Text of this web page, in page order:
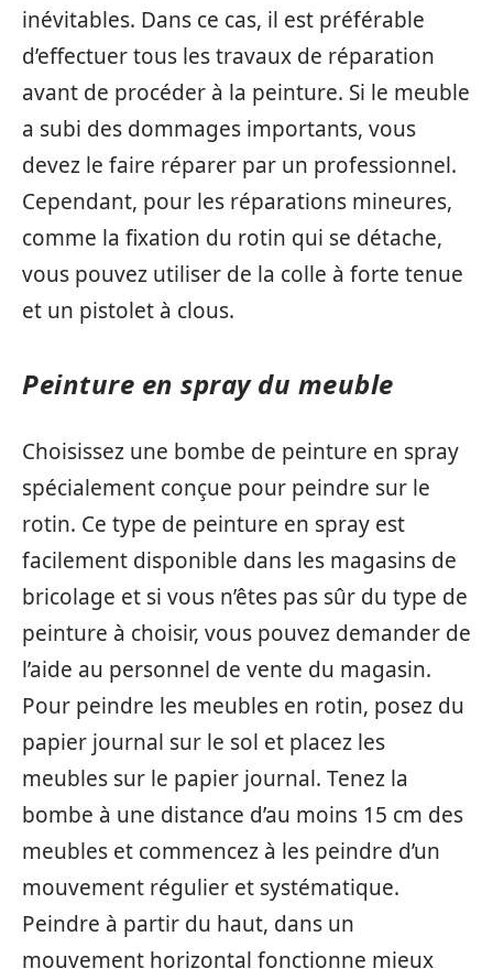
inévitables. Dans ce cas, il est préférable
d’effectuer tous les travaux de réparation
avant de procéder à la peinture. Si le meuble
a subi des dommages importants, vous
devez le faire réparer par un professionnel.
Cependant, pour les réparations mineures,
comme la fixation du rotin qui se détache,
vous pouvez utiliser de la colle à forte tenue
et un pistolet à clous.
Peinture en spray du meuble
Choisissez une bombe de peinture en spray
spécialement conçue pour peindre sur le
rotin. Ce type de peinture en spray est
facilement disponible dans les magasins de
bricolage et si vous n’êtes pas sûr du type de
peinture à choisir, vous pouvez demander de
l’aide au personnel de vente du magasin.
Pour peindre les meubles en rotin, posez du
papier journal sur le sol et placez les
meubles sur le papier journal. Tenez la
bombe à une distance d’au moins 15 cm des
meubles et commencez à les peindre d’un
mouvement régulier et systématique.
Peindre à partir du haut, dans un
mouvement horizontal fonctionne mieux